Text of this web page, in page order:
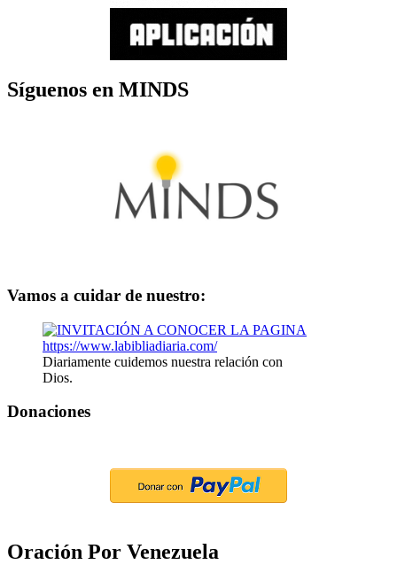
Síguenos en MINDS
Vamos a cuidar de nuestro:
Diariamente cuidemos nuestra relación con
Dios.
Donaciones
Oración Por Venezuela